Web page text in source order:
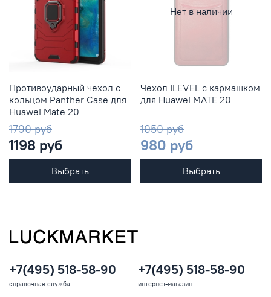
Противоударный чехол с
кольцом Panther Case для
Huawei Mate 20
1790 руб
1198 руб
Выбрать
Нет в наличии
Чехол ILEVEL с кармашком
для Huawei MATE 20
1050 руб
980 руб
Выбрать
+7(495) 518-58-90
справочная служба
+7(495) 518-58-90
интернет-магазин